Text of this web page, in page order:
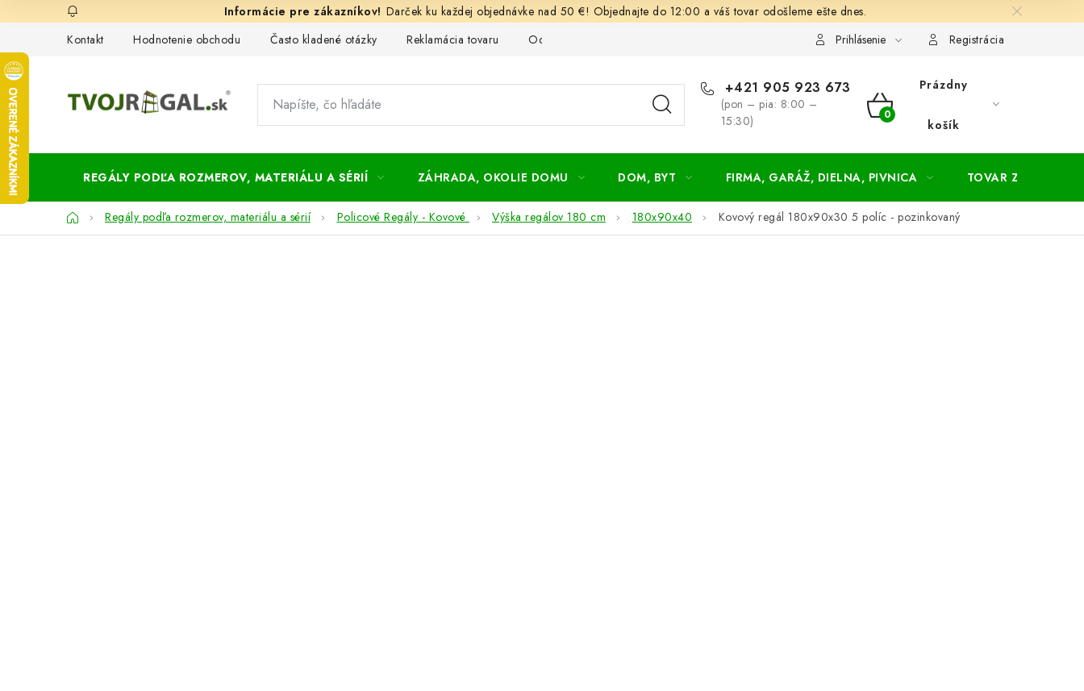
na
Darček ku každej objednávke nad 50 €! Objednajte do 12:00 a váš tovar odošleme ešte dnes.
Kontakt
Hodnotenie obchodu Často kladené otázky Reklamácia tovaru Odstúpenie od kúpnej zmluvy Obchodné a dodacie podmienky Zásady ochrany osobných údajov
Prihlásenie Registrácia
+421 905 923 673
(pon – pia: 8:00 –
15:30)
NÁKUPNÝ
Prázdny
košík
REGÁLY PODĽA ROZMEROV, MATERIÁLU A SÉRIÍ ZÁHRADA, OKOLIE DOMU DOM, BYT FIRMA, GARÁŽ, DIELNA, PIVNICA TOVAR ZA
DomovRegály podľa rozmerov, materiálu a sérií Policové Regály - Kovové Výška regálov 180 cm 180x90x40 Kovový regál 180x90x30 5 políc - pozinkovaný